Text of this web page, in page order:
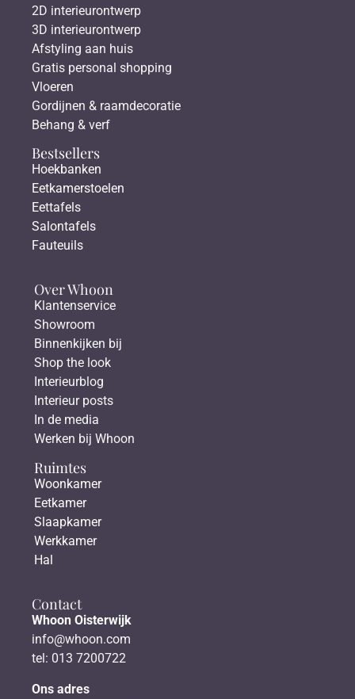
2D interieurontwerp
3D interieurontwerp
Afstyling aan huis
Gratis personal shopping
Vloeren
Gordijnen & raamdecoratie
Behang & verf
Bestsellers
Hoekbanken
Eetkamerstoelen
Eettafels
Salontafels
Fauteuils
Over Whoon
Klantenservice
Showroom
Binnenkijken bij
Shop the look
Interieurblog
Interieur posts
In de media
Werken bij Whoon
Ruimtes
Woonkamer
Eetkamer
Slaapkamer
Werkkamer
Hal
Contact
Whoon Oisterwijk
info@whoon.com
tel: 013 7200722
Ons adres